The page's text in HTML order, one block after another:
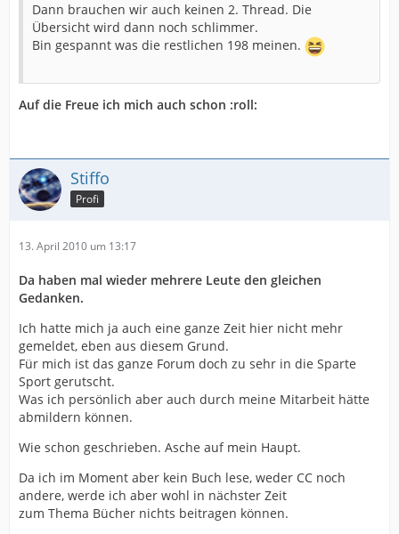
Dann brauchen wir auch keinen 2. Thread. Die
Übersicht wird dann noch schlimmer.
Bin gespannt was die restlichen 198 meinen.
Auf die Freue ich mich auch schon :roll:
Stiffo
Profi
13. April 2010 um 13:17
Da haben mal wieder mehrere Leute den gleichen
Gedanken.
Ich hatte mich ja auch eine ganze Zeit hier nicht mehr
gemeldet, eben aus diesem Grund.
Für mich ist das ganze Forum doch zu sehr in die Sparte
Sport gerutscht.
Was ich persönlich aber auch durch meine Mitarbeit hätte
abmildern können.
Wie schon geschrieben. Asche auf mein Haupt.
Da ich im Moment aber kein Buch lese, weder CC noch
andere, werde ich aber wohl in nächster Zeit
zum Thema Bücher nichts beitragen können.